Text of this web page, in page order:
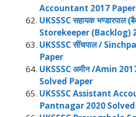
Accountant 2017 Paper
UKSSSC सहायक
Storekeeper (Backlog)
UKSSSC सींचपाल /
Paper
UKSSSC अमीन /Amin
Solved Paper
UKSSSC Assistant
Pantnagar 2020